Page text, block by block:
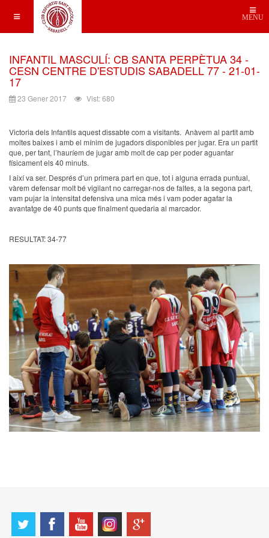
MENU
INFANTIL MASCULÍ: CB SANTA PERPÈTUA 34 -
CESN CENTRE D'ESTUDIS SABADELL 77 - 21-01-
17
23 Gener 2017 Vist: 680
Victoria dels Infantils aquest dissabte com a visitants. Anàvem al partit amb
moltes baixes i amb el mínim de jugadors disponibles per jugar. Era un partit
que, per tant, l’hauríem de jugar amb molt de cap per poder aguantar
físicament els 40 minuts.
I així va ser. Després d’un primera part en que, tot i alguna errada puntual,
vàrem defensar molt bé vigilant no carregar-nos de faltes, a la segona part,
vam pujar la intensitat defensiva una mica més i vam poder agafar la
avantatge de 40 punts que finalment quedaria al marcador.
RESULTAT: 34-77